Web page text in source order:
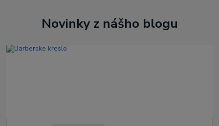
Novinky z nášho blogu